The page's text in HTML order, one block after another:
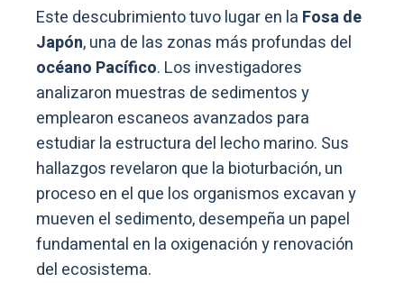
Este descubrimiento tuvo lugar en la Fosa de
Japón, una de las zonas más profundas del
océano Pacífico. Los investigadores
analizaron muestras de sedimentos y
emplearon escaneos avanzados para
estudiar la estructura del lecho marino. Sus
hallazgos revelaron que la bioturbación, un
proceso en el que los organismos excavan y
mueven el sedimento, desempeña un papel
fundamental en la oxigenación y renovación
del ecosistema.